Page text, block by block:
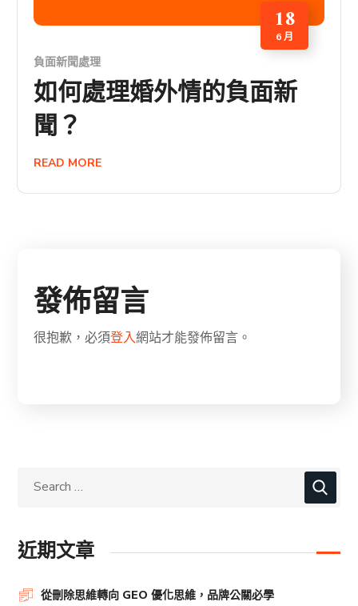
18
6 月
負面新聞處理
如何處理婚外情的負面新
聞？
READ MORE
發佈留言
很抱歉，必須登入網站才能發佈留言。
近期文章
從刪除思維轉向 GEO 優化思維，品牌公關必學